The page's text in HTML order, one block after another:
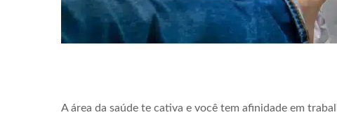
A área da saúde te cativa e você tem afinidade em